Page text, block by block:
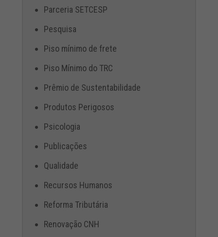
Parceria SETCESP
Pesquisa
Piso mínimo de frete
Piso Mínimo do TRC
Prêmio de Sustentabilidade
Produtos Perigosos
Psicologia
Publicações
Qualidade
Recursos Humanos
Reforma Tributária
Renovação CNH